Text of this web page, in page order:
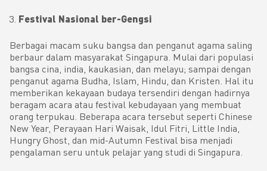
Festival Nasional ber-Gengsi
Berbagai macam suku bangsa dan penganut agama saling
berbaur dalam masyarakat Singapura. Mulai dari populasi
bangsa cina, india, kaukasian, dan melayu; sampai dengan
penganut agama Budha, Islam, Hindu, dan Kristen. Hal itu
memberikan kekayaan budaya tersendiri dengan hadirnya
beragam acara atau festival kebudayaan yang membuat
orang terpukau. Beberapa acara tersebut seperti Chinese
New Year, Perayaan Hari Waisak, Idul Fitri, Little India,
Hungry Ghost, dan mid-Autumn Festival bisa menjadi
pengalaman seru untuk pelajar yang studi di Singapura.